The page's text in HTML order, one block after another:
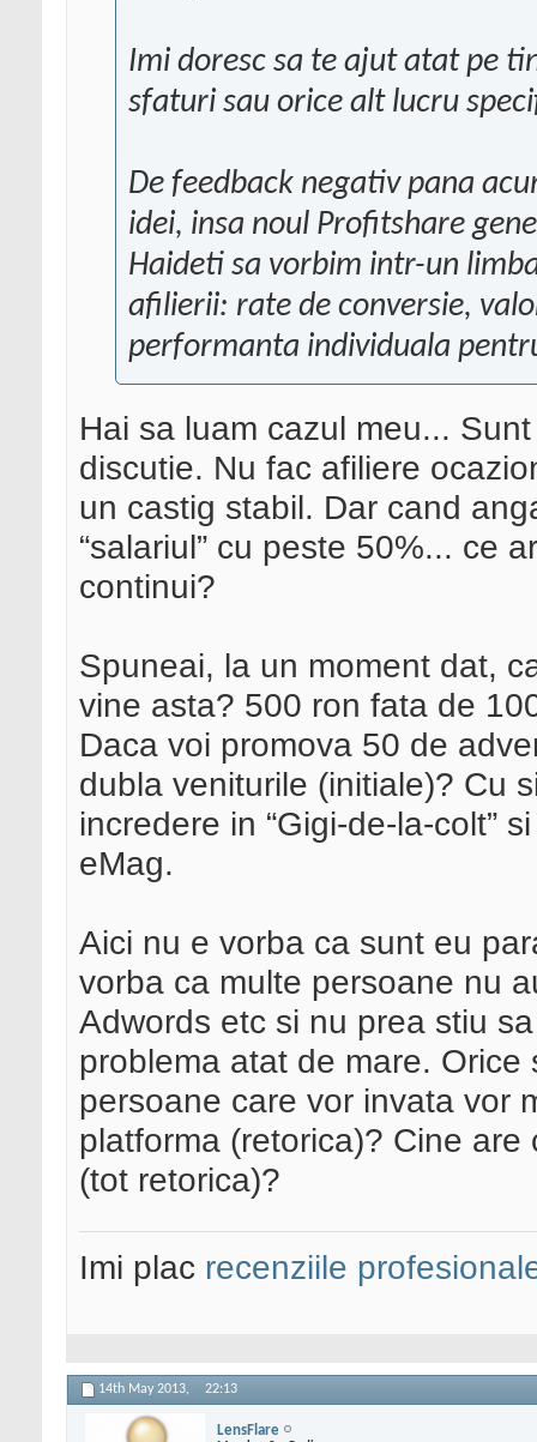
Imi doresc sa te ajut atat pe
sfaturi sau orice alt lucru
De feedback negativ pana
idei, insa noul Profitshare
Haideti sa vorbim intr-un
afilierii: rate de conversie,
performanta individuala
Hai sa luam cazul meu...
discutie. Nu fac afiliere
un castig stabil. Dar cand
“salariul” cu peste 50%... ce
continui?
Spuneai, la un moment dat,
vine asta? 500 ron fata de
Daca voi promova 50 de
dubla veniturile (initiale)? Cu
incredere in “Gigi-de-la-colt”
eMag.
Aici nu e vorba ca sunt eu
vorba ca multe persoane nu
Adwords etc si nu prea stiu
problema atat de mare.
persoane care vor invata vor
platforma (retorica)? Cine
(tot retorica)?
Imi plac recenziile
14th May 2013, 22:13
LensFlare